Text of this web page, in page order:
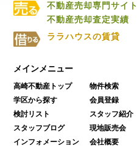
不動産売却専門サイト
不動産売却査定実績
ララハウスの賃貸
メインメニュー
高崎不動産トップ 物件検索
学区から探す
会員登録
検討リスト
スタッフ紹介
スタッフブログ
現地販売会
インフォメーション
会社概要